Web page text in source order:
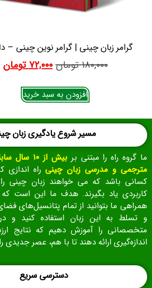
گرامر زبان چینی | گرامر نوین چینی –
۱۸۰,۰۰۰تومان۷۲,۰۰۰تومان
افزودن به سبد خرید
مسیر شروع یادگیری زبان
ما گروه راه را مبتنی بر
بیش از ۱۰
مترجمی و مدرسی زبان چینی راه
کسانی باشد که می خواهند زبان چینی
کاربردی یاد بگیرند. هدف ما این است
همراهی ما بتوانید از تمام پتانسیل‌های
و تسلط به این زبان استفاده کنید و
متخصصانی را آموزش دهیم که نتایج
اندازه‌گیری ارائه دهند تا با هم، عصر جدیدی
دسترسی سریع